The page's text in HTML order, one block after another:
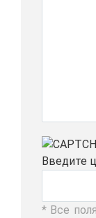
Вве­ди­те
* Все